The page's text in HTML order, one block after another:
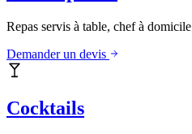
Repas servis à table, chef à domicile
Demander un devis
Cocktails